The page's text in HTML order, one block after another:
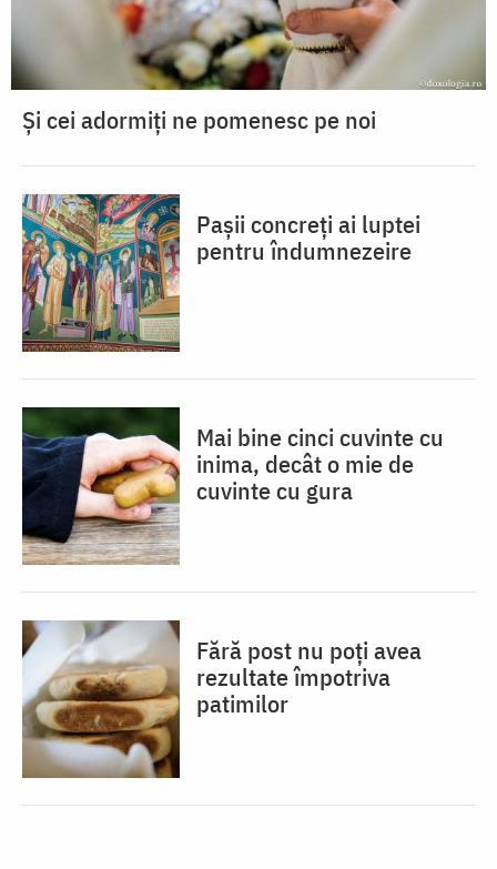
Și cei adormiți ne pomenesc pe noi
Pașii concreți ai luptei
pentru îndumnezeire
Mai bine cinci cuvinte cu
inima, decât o mie de
cuvinte cu gura
Fără post nu poți avea
rezultate împotriva
patimilor